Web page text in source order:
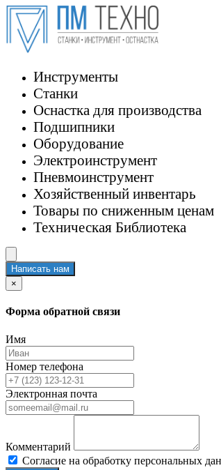
Инструменты
Станки
Оснастка для производства
Подшипники
Оборудование
Электроинструмент
Пневмоинструмент
Хозяйственный инвентарь
Товары по сниженным ценам
Техническая Библиотека
Написать нам
×
Форма обратной связи
Имя
Номер телефона
Электронная почта
Комментарий
Согласие на обработку персональных